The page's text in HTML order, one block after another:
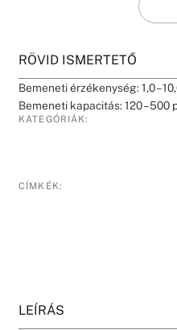
RÖVID ISMERTETŐ
Bemeneti érzékenység: 1,0 –
Bemeneti kapacitás: 120 – 500
KATEGÓRIÁK:
CÍMKÉK:
LEÍRÁS